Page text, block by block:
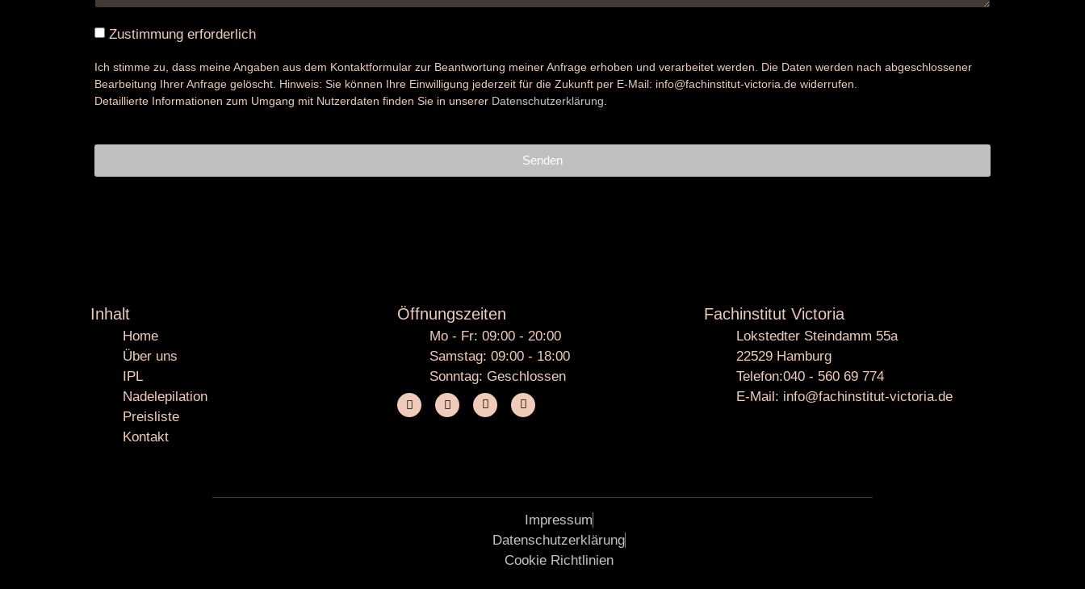
Zustimmung erforderlich
Ich stimme zu, dass meine Angaben aus dem Kontaktformular zur Beantwortung meiner Anfrage erhoben und verarbeitet werden. Die Daten werden nach abgeschlossener
Bearbeitung Ihrer Anfrage gelöscht. Hinweis: Sie können Ihre Einwilligung jederzeit für die Zukunft per E-Mail: info@fachinstitut-victoria.de widerrufen.
Detaillierte Informationen zum Umgang mit Nutzerdaten finden Sie in unserer Datenschutzerklärung
Senden
Inhalt
Home
Über uns
IPL
Nadelepilation
Preisliste
Kontakt
Öffnungszeiten
Mo - Fr: 09:00 - 20:00
Samstag: 09:00 - 18:00
Sonntag: Geschlossen
Fachinstitut Victoria
Lokstedter Steindamm 55a
22529 Hamburg
Telefon:040 - 560 69 774
E-Mail: info@fachinstitut-victoria.de
Impressum
Datenschutzerklärung
Cookie Richtlinien